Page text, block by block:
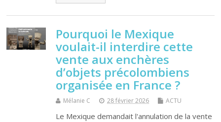
Pourquoi le Mexique
voulait-il interdire cette
vente aux enchères
d’objets précolombiens
organisée en France ?
Mélanie C 28 février 2026 ACTU
Le Mexique demandait l'annulation de la vente